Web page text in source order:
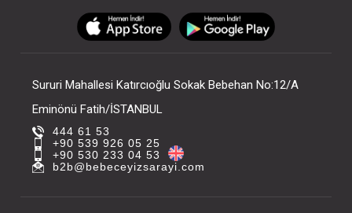
Sururi Mahallesi Katırcıoğlu Sokak Bebehan No:12/A
Eminönü Fatih/İSTANBUL
444 61 53
+90 539 926 05 25
+90 530 233 04 53
b2b@bebeceyizsarayi.com